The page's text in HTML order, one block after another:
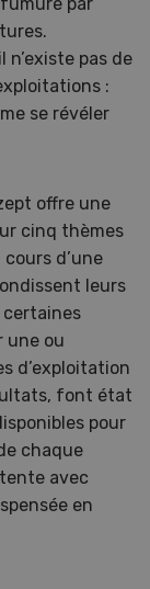
par
n’existe pas de
:
se révéler
offre une
cinq thèmes
d’une
leurs
certaines
une ou
d’exploitation
font état
pour
chaque
avec
en